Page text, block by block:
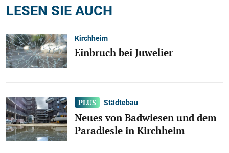
LESEN SIE AUCH
Kirchheim
Einbruch bei Juwelier
Städtebau
Neues von Badwiesen und dem
Paradiesle in Kirchheim